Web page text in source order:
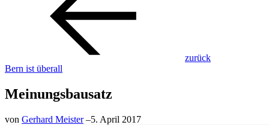
zurück
Bern ist überall
Meinungsbausatz
von Gerhard Meister –5. April 2017